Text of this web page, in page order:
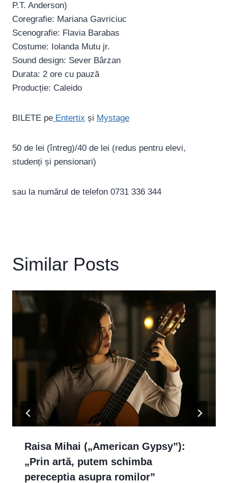
P.T. Anderson)
Coregrafie: Mariana Gavriciuc
Scenografie: Flavia Barabas
Costume: Iolanda Mutu jr.
Sound design: Sever Bârzan
Durata: 2 ore cu pauză
Producție: Caleido
BILETE pe Entertix și Mystage
50 de lei (întreg)/40 de lei (redus pentru elevi,
studenți și pensionari)
sau la numărul de telefon 0731 336 344
Similar Posts
Raisa Mihai („American Gypsy”):
„Prin artă, putem schimba
pereceptia asupra romilor”